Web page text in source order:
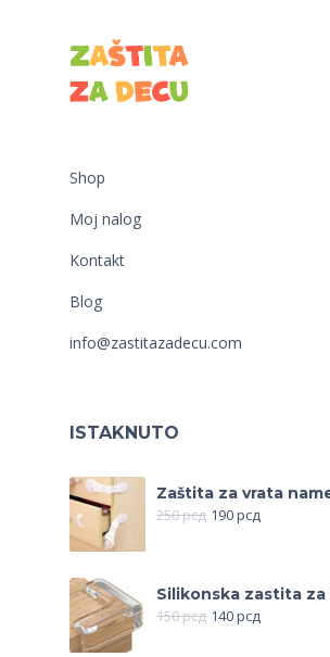
Shop
Moj nalog
Kontakt
Blog
info@zastitazadecu.com
ISTAKNUTO
Zaštita za vrata
250рсд 190рсд
Silikonska zastita
150рсд 140рсд